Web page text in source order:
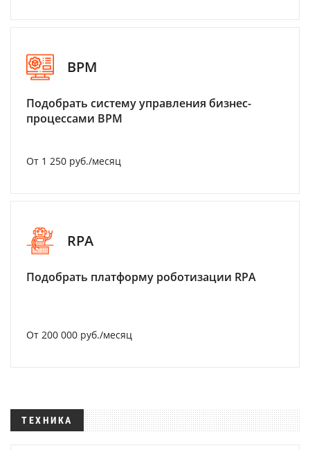
BPM
Подобрать систему управления бизнес-
процессами BPM
От 1 250 руб./месяц
RPA
Подобрать платформу роботизации RPA
От 200 000 руб./месяц
ТЕХНИКА